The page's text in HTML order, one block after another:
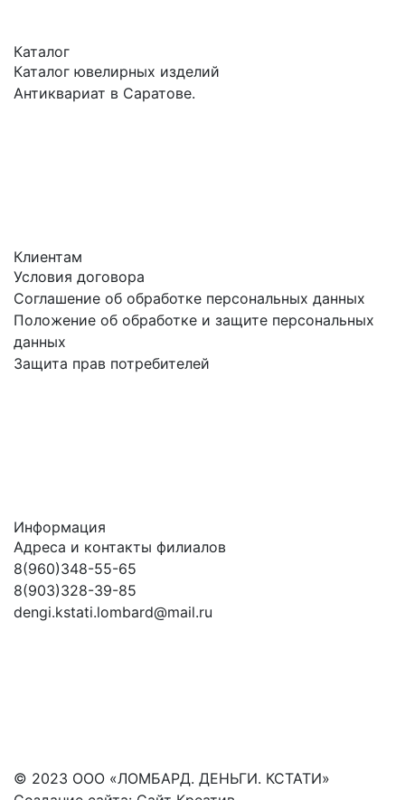
Каталог
Каталог ювелирных изделий
Антиквариат в Саратове.
Клиентам
Условия договора
Соглашение об обработке персональных данных
Положение об обработке и защите персональных
данных
Защита прав потребителей
Информация
Адреса и контакты филиалов
8(960)348-55-65
8(903)328-39-85
dengi.kstati.lombard@mail.ru
© 2023 ООО «ЛОМБАРД. ДЕНЬГИ. КСТАТИ»